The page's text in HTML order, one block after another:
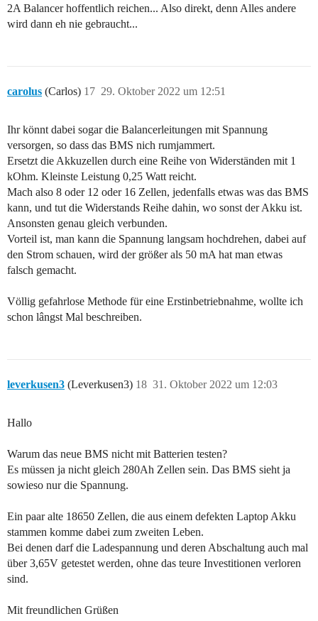
2A Balancer hoffentlich reichen... Also direkt, denn Alles andere
wird dann eh nie gebraucht...
carolus (Carlos) 29. Oktober 2022 um 12:51
17
Ihr könnt dabei sogar die Balancerleitungen mit Spannung
versorgen, so dass das BMS nich rumjammert.
Ersetzt die Akkuzellen durch eine Reihe von Widerständen mit 1
kOhm. Kleinste Leistung 0,25 Watt reicht.
Mach also 8 oder 12 oder 16 Zellen, jedenfalls etwas was das BMS
kann, und tut die Widerstands Reihe dahin, wo sonst der Akku ist.
Ansonsten genau gleich verbunden.
Vorteil ist, man kann die Spannung langsam hochdrehen, dabei auf
den Strom schauen, wird der größer als 50 mA hat man etwas
falsch gemacht.
Völlig gefahrlose Methode für eine Erstinbetriebnahme, wollte ich
schon lângst Mal beschreiben.
leverkusen3 (Leverkusen3) 31. Oktober 2022 um 12:03
18
Hallo
Warum das neue BMS nicht mit Batterien testen?
Es müssen ja nicht gleich 280Ah Zellen sein. Das BMS sieht ja
sowieso nur die Spannung.
Ein paar alte 18650 Zellen, die aus einem defekten Laptop Akku
stammen komme dabei zum zweiten Leben.
Bei denen darf die Ladespannung und deren Abschaltung auch mal
über 3,65V getestet werden, ohne das teure Investitionen verloren
sind.
Mit freundlichen Grüßen